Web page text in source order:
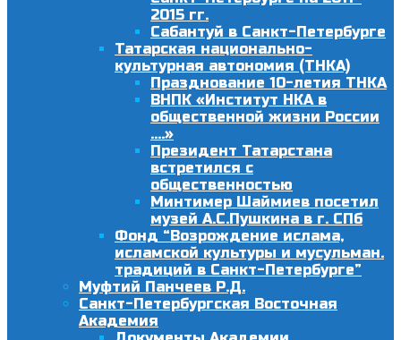
2015 гг.
Сабантуй в Санкт-Петербурге
Татарская национально-
культурная автономия (ТНКА)
Празднование 10-летия ТНКА
ВНПК «Институт НКА в
общественной жизни России
….»
Президент Татарстана
встретился с
общественностью
Минтимер Шаймиев посетил
музей А.С.Пушкина в г. СПб
Фонд “Возрождение ислама,
исламской культуры и мусульман.
традиций в Санкт-Петербурге”
Муфтий Панчеев Р.Д.
Санкт-Петербургская Восточная
Академия